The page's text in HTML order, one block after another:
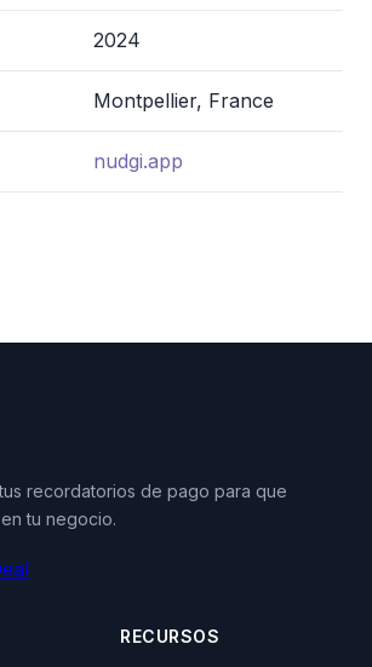
2024
Montpellier, France
nudgi.app
recordatorios de pago para que
tu negocio.
RECURSOS